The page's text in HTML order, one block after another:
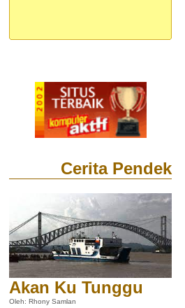
Cerita Pendek
Akan Ku Tunggu
Oleh: Rhony Samlan